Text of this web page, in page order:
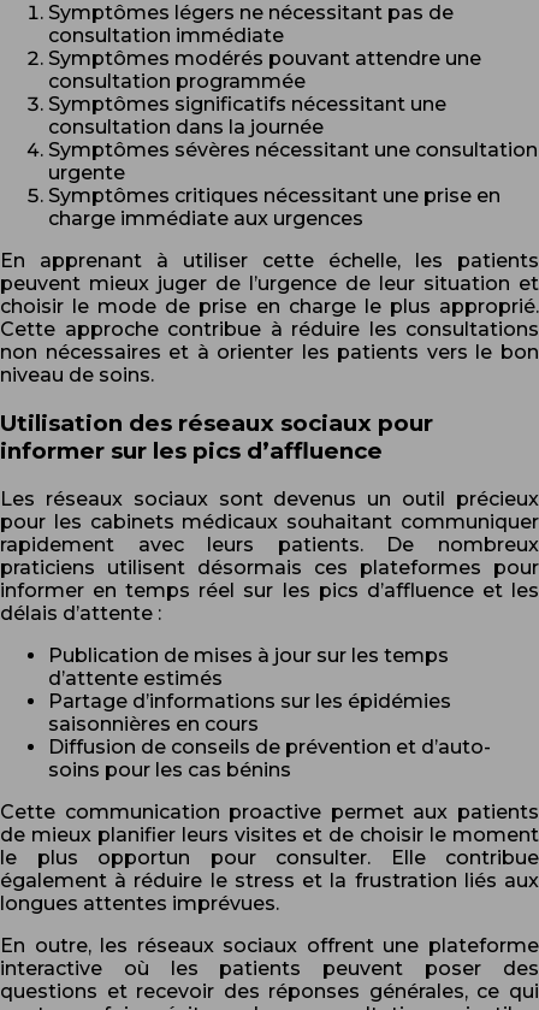
Symptômes légers ne nécessitant pas de
consultation immédiate
Symptômes modérés pouvant attendre une
consultation programmée
Symptômes significatifs nécessitant une
consultation dans la journée
Symptômes sévères nécessitant une consultation
urgente
Symptômes critiques nécessitant une prise en
charge immédiate aux urgences
En apprenant à utiliser cette échelle, les patients
peuvent mieux juger de l’urgence de leur situation et
choisir le mode de prise en charge le plus approprié.
Cette approche contribue à réduire les consultations
non nécessaires et à orienter les patients vers le bon
niveau de soins.
Utilisation des réseaux sociaux pour
informer sur les pics d’affluence
Les réseaux sociaux sont devenus un outil précieux
pour les cabinets médicaux souhaitant communiquer
rapidement avec leurs patients. De nombreux
praticiens utilisent désormais ces plateformes pour
informer en temps réel sur les pics d’affluence et les
délais d’attente :
Publication de mises à jour sur les temps
d’attente estimés
Partage d’informations sur les épidémies
saisonnières en cours
Diffusion de conseils de prévention et d’auto-
soins pour les cas bénins
Cette communication proactive permet aux patients
de mieux planifier leurs visites et de choisir le moment
le plus opportun pour consulter. Elle contribue
également à réduire le stress et la frustration liés aux
longues attentes imprévues.
En outre, les réseaux sociaux offrent une plateforme
interactive où les patients peuvent poser des
questions et recevoir des réponses générales, ce qui